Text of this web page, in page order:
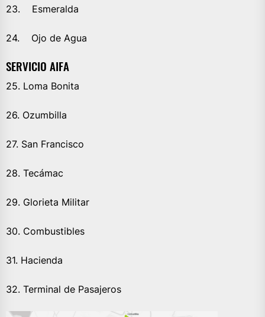
23. Esmeralda
24. Ojo de Agua
SERVICIO AIFA
25. Loma Bonita
26. Ozumbilla
27. San Francisco
28. Tecámac
29. Glorieta Militar
30. Combustibles
31. Hacienda
32. Terminal de Pasajeros